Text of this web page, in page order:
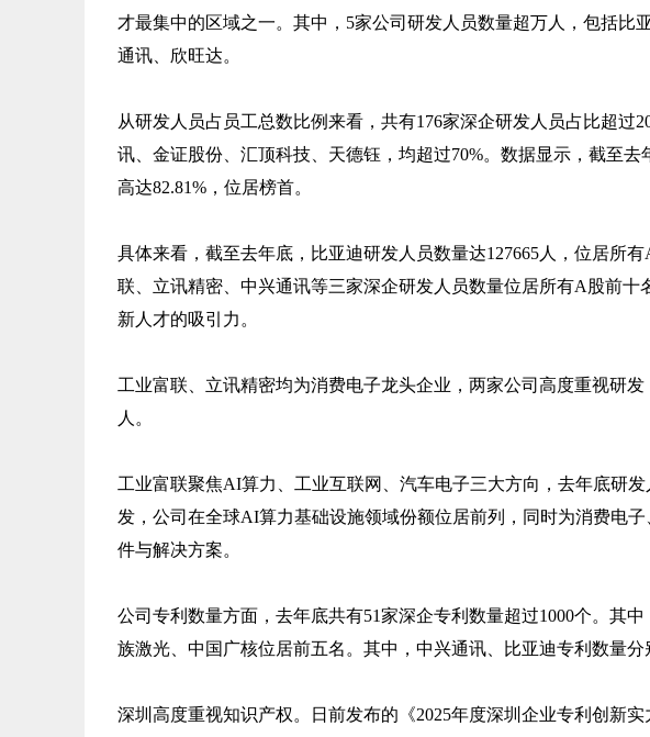
才最集中的区域之一。其中，5家公司研发人员数量超万人，包括比
通讯、欣旺达。
从研发人员占员工总数比例来看，共有176家深企研发人员占比超过
讯、金证股份、汇顶科技、天德钰，均超过70%。数据显示，截至
高达82.81%，位居榜首。
具体来看，截至去年底，比亚迪研发人员数量达127665人，位居所
联、立讯精密、中兴通讯等三家深企研发人员数量位居所有A股前十
新人才的吸引力。
工业富联、立讯精密均为消费电子龙头企业，两家公司高度重视研
人。
工业富联聚焦AI算力、工业互联网、汽车电子三大方向，去年底研
发，公司在全球AI算力基础设施领域份额位居前列，同时为消费电
件与解决方案。
公司专利数量方面，去年底共有51家深企专利数量超过1000个。其
族激光、中国广核位居前五名。其中，中兴通讯、比亚迪专利数量分
深圳高度重视知识产权。日前发布的《2025年度深圳企业专利创新